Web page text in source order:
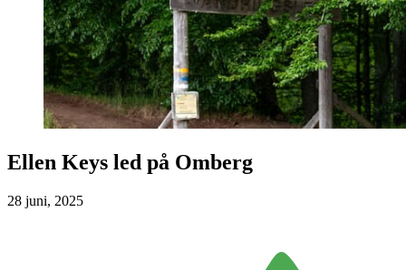
Ellen Keys led på Omberg
28 juni, 2025